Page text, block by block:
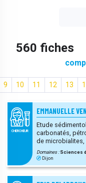
560 fiches
9 10 11 12 13
CHERCHEUR
EMMANUELLE
Etude
carbonatés,
de
Domaines :Sciences
Dijon